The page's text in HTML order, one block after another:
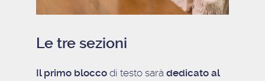
Le tre sezioni
Il primo bloccodi testo sarà dedicato al